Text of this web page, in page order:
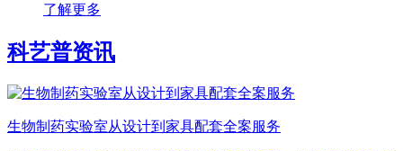
了解更多
科艺普资讯
生物制药实验室从设计到家具配套全案服务